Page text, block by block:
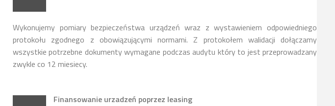
Wykonujemy pomiary bezpieczeństwa urządzeń wraz z wystawieniem odpowiedniego
protokołu zgodnego z obowiązującymi normami. Z protokołem walidacji dołączamy
wszystkie potrzebne dokumenty wymagane podczas audytu który to jest przeprowadzany
zwykle co 12 miesiecy.
Finansowanie urzadzeń poprzez leasing